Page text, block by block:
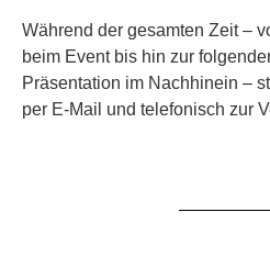
Während der gesamten Zeit –
beim Event bis hin zur
Präsentation im Nachhinein –
per E-Mail und telefonisch zur